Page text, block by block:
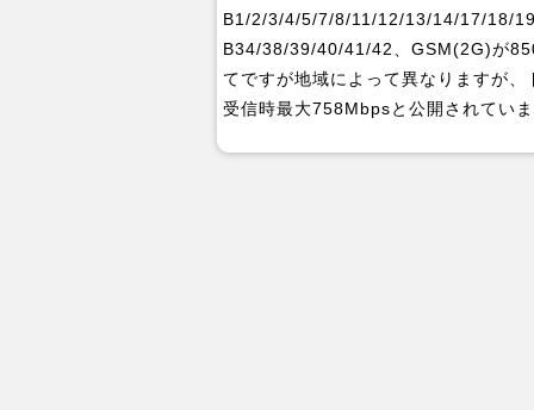
B1/2/3/4/5/7/8/11/12/13/14/17/18/
B34/38/39/40/41/42、GSM(2G)が
てですが地域によって異なりますが
受信時最大758Mbpsと公開されてい